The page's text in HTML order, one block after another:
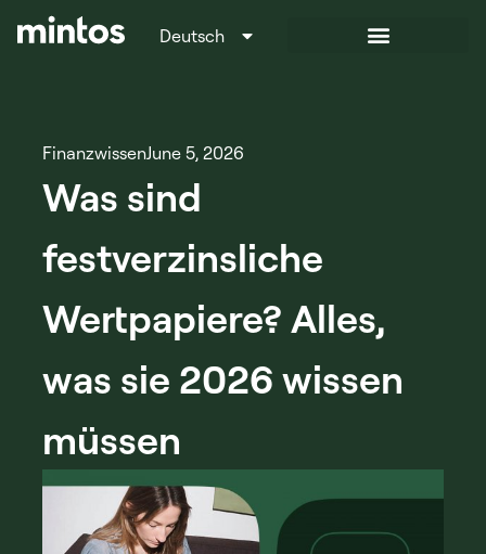
Deutsch
Italiano
FinanzwissenJune 5, 2026
Was sind
festverzinsliche
Wertpapiere? Alles,
was sie 2026 wissen
müssen